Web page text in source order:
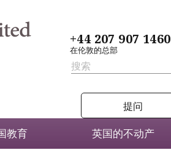
+44 207 907 1460
在伦敦的总部
提问
教育 英国的不动产